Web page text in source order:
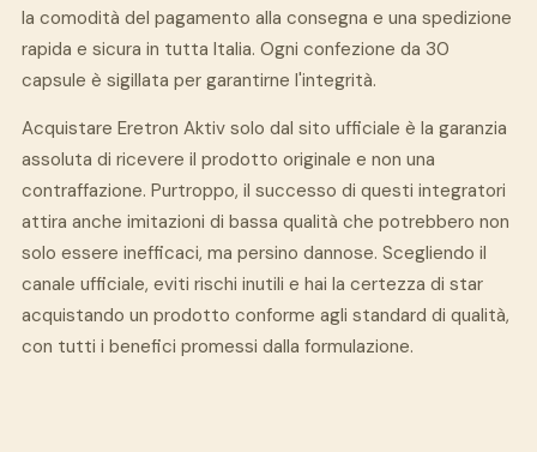
la comodità del pagamento alla consegna e una spedizione
rapida e sicura in tutta Italia. Ogni confezione da 30
capsule è sigillata per garantirne l'integrità.
Acquistare Eretron Aktiv solo dal sito ufficiale è la garanzia
assoluta di ricevere il prodotto originale e non una
contraffazione. Purtroppo, il successo di questi integratori
attira anche imitazioni di bassa qualità che potrebbero non
solo essere inefficaci, ma persino dannose. Scegliendo il
canale ufficiale, eviti rischi inutili e hai la certezza di star
acquistando un prodotto conforme agli standard di qualità,
con tutti i benefici promessi dalla formulazione.